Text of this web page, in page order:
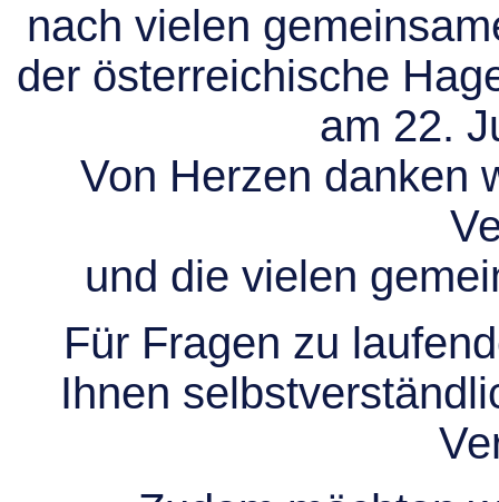
nach vielen
der österreichische
am 22.
Von Herzen danken
und die vielen
Für Fragen zu
Ihnen